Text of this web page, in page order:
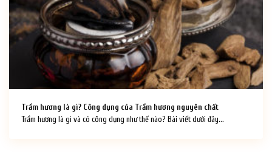
Trầm hương là gì? Công dụng của Trầm hương nguyên chất
Trầm hương là gì và có công dụng như thế nào? Bài viết dưới đây...